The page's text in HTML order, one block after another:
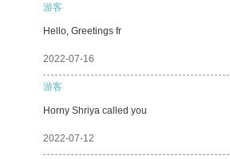
游客
Hello, Greetings fr
2022-07-16
游客
Horny Shriya called you
2022-07-12